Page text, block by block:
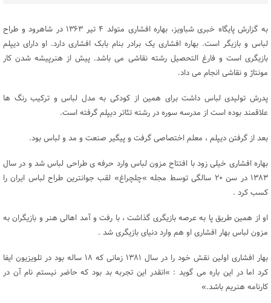
به گزارش پایگاه خبری شباویز، بهاره افشاری متولد ۴ تیر ۱۳۶۳ در شاهرود و طراح
لباس و بازیگر است. بهاره افشاری یک برادر بنام بابک افشاری دارد. او دارای دیپلم
بازیگری است و فارغ التحصیل رشته نقاشی می باشد. پیش از هنرپیشه شدن کار
مونتاژ و نقاشی انجام می داد.
پدرش تولیدی لباس داشت برای همین از کودکی به مدل لباس و ترکیب رنگ ها
علاقمند بوده است از مدرسه سوره در رشته تئاتر دیپلم گرفته است.
بعد از گرفتن دیپلم ، معلم اختصاصی گرفت و پیگیر صنعت و مد و لباس بود.
بهاره افشاری خیلی زود با افتتاح مزون لباس وارد حرفه ی طراحی لباس شد و در سال
۱۳۸۳ در سن ۲۰ سالگی توسط مجله »چلچراغ» لقب جوانترین طراح لباس ایران را
کسب کرد .
او از همین طریق پا به عرصه بازیگری گذاشت ، با رفت و آمد اهالی هنر و بازیگران به
مزون لباس بهار افشاری او هم وارد دنیای بازیگری شد .
بهار افشاری اولین نقش خود را در سال ۱۳۸۱ زمانی که ۱۸ ساله بود در تلویزیون ایفا
کرد اما در این باره می گوید : »انقدر این تجربه بد بود که حاضر نیستم نام آن در
کارنامه هنریم باشد.»